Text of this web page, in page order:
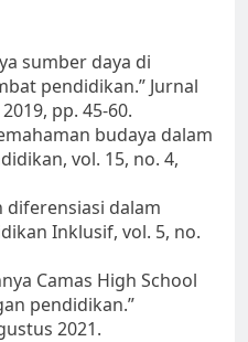
sumber daya di
pendidikan.” Jurnal
pp. 45-60.
budaya dalam
vol. 15, no. 4,
diferensiasi dalam
Inklusif, vol. 5, no.
Camas High School
pendidikan.”
2021.